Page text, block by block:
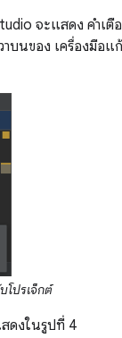
จะแสดง คำเตื
าบนของ เครื่องมือแ
โปรเจ็กต์
ดงในรูปที่ 4